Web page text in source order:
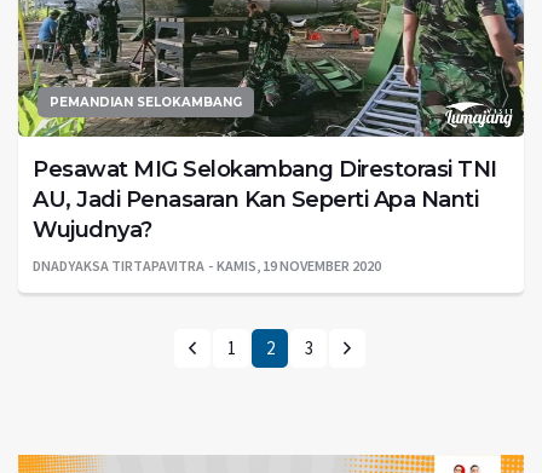
PEMANDIAN SELOKAMBANG
Pesawat MIG Selokambang Direstorasi TNI
AU, Jadi Penasaran Kan Seperti Apa Nanti
Wujudnya?
DNADYAKSA TIRTAPAVITRA KAMIS, 19 NOVEMBER 2020
1 2 3